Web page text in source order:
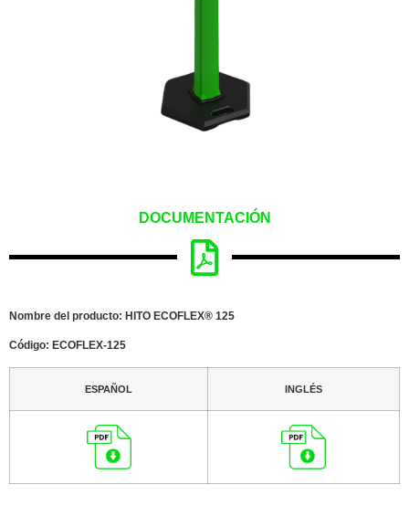
DOCUMENTACIÓN
Nombre del producto: HITO ECOFLEX® 125
Código: ECOFLEX-125
ESPAÑOL INGLÉS